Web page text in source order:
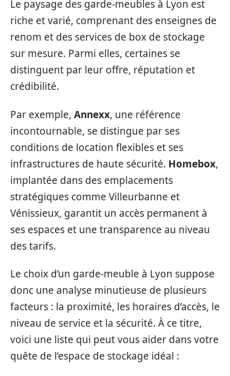
Le paysage des garde-meubles à Lyon est
riche et varié, comprenant des enseignes de
renom et des services de box de stockage
sur mesure. Parmi elles, certaines se
distinguent par leur offre, réputation et
crédibilité.
Par exemple, Annexx, une référence
incontournable, se distingue par ses
conditions de location flexibles et ses
infrastructures de haute sécurité. Homebox,
implantée dans des emplacements
stratégiques comme Villeurbanne et
Vénissieux, garantit un accès permanent à
ses espaces et une transparence au niveau
des tarifs.
Le choix d’un garde-meuble à Lyon suppose
donc une analyse minutieuse de plusieurs
facteurs : la proximité, les horaires d’accès, le
niveau de service et la sécurité. À ce titre,
voici une liste qui peut vous aider dans votre
quête de l’espace de stockage idéal :